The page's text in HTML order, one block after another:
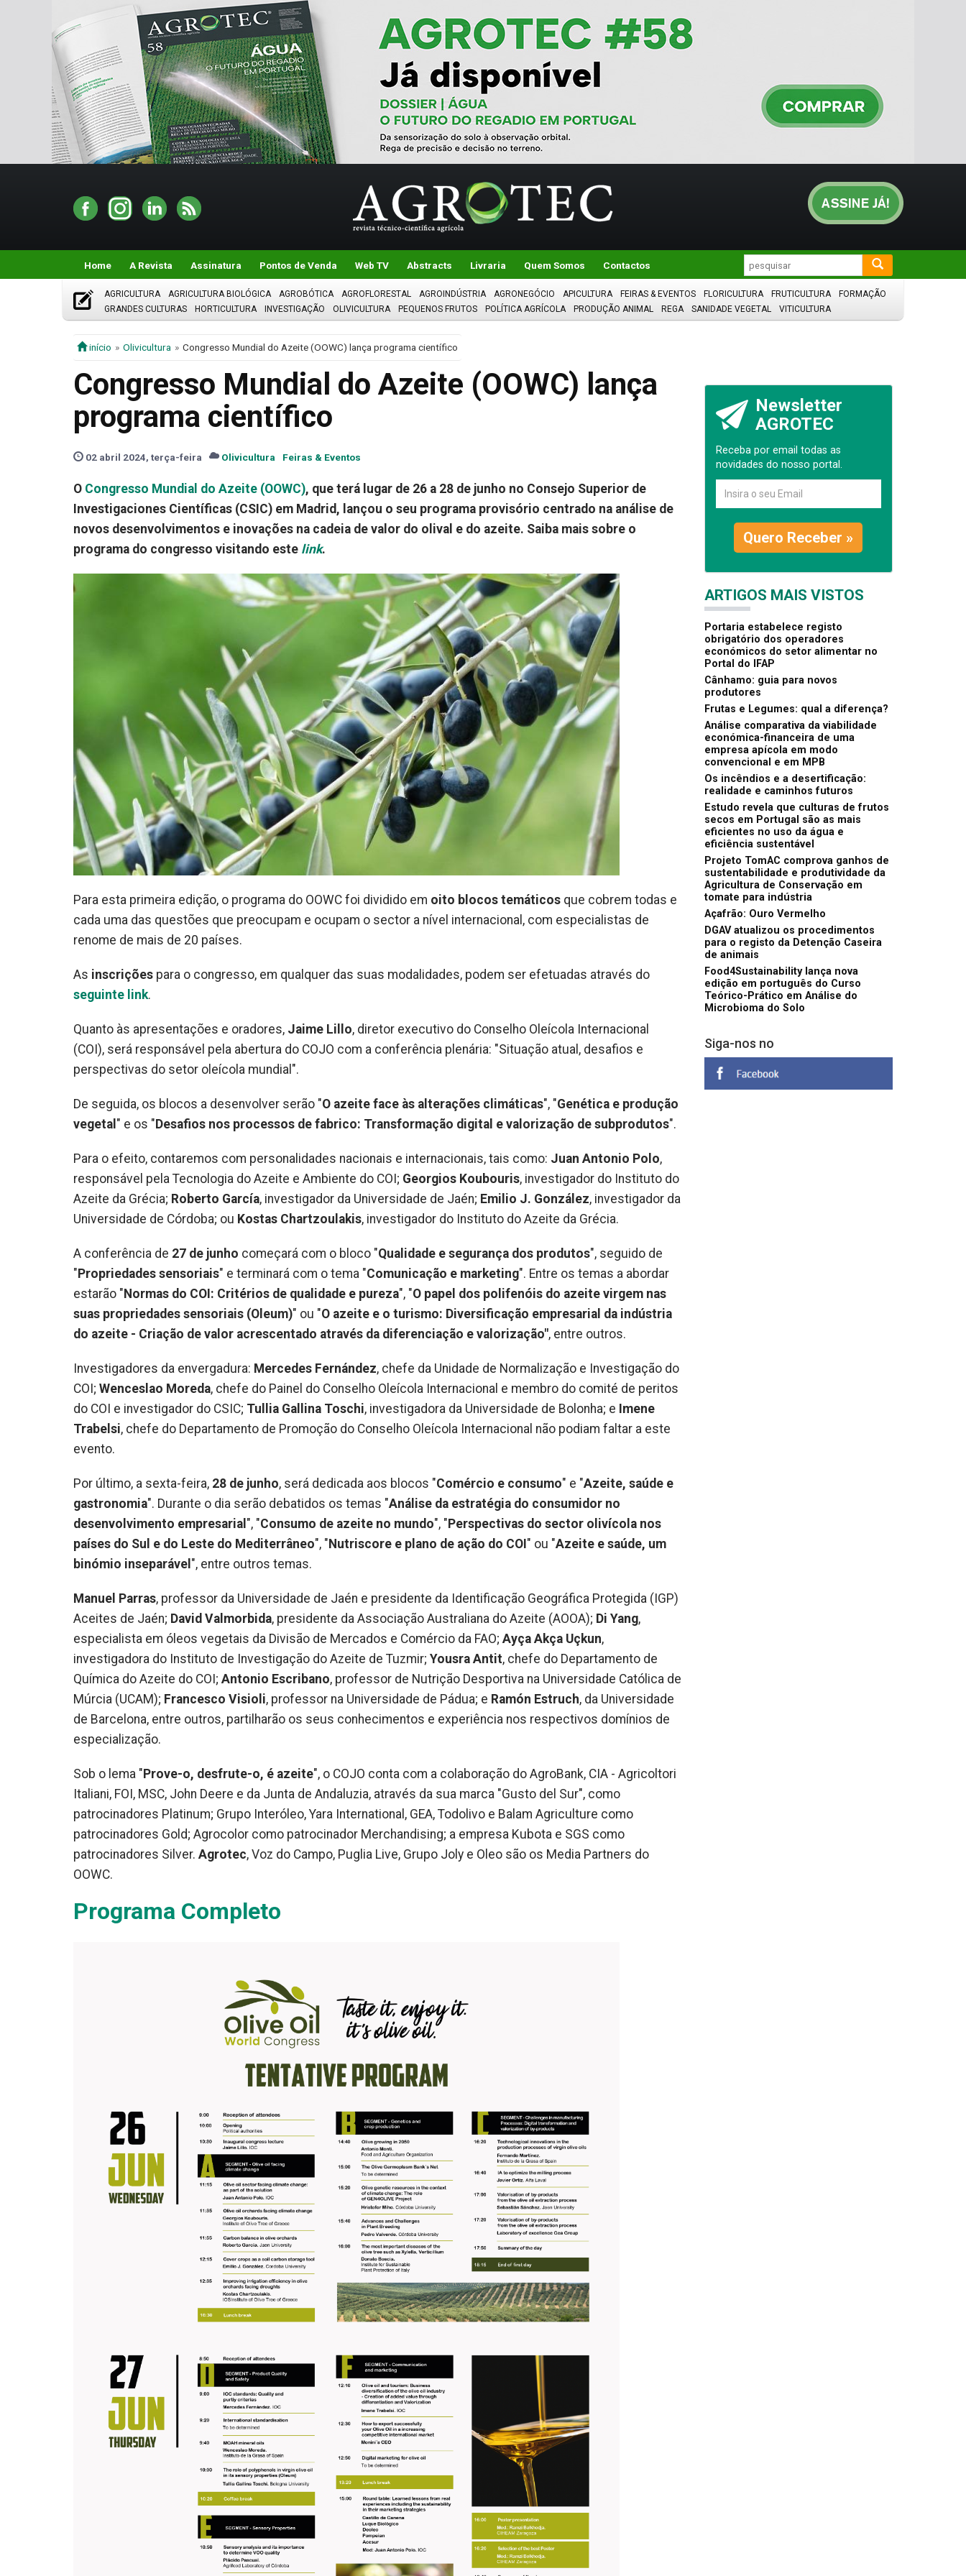
Home A Revista Assinatura Pontos de Venda Web TV Abstracts Livraria Quem Somos Contactos
AGRICULTURA AGRICULTURA BIOLÓGICA AGROBÓTICA AGROFLORESTAL AGROINDÚSTRIA AGRONEGÓCIO APICULTURA FEIRAS & EVENTOS FLORICULTURA FRUTICULTURA
FORMAÇÃO
GRANDES CULTURAS
HORTICULTURA INVESTIGAÇÃO OLIVICULTURA PEQUENOS FRUTOS POLÍTICA AGRÍCOLA PRODUÇÃO ANIMAL REGA SANIDADE VEGETAL VITICULTURA
início Olivicultura Congresso Mundial do Azeite (OOWC) lança programa científico
Congresso Mundial do Azeite (OOWC) lança
programa científico
02 abril 2024, terça-feira Olivicultura Feiras & Eventos
O Congresso Mundial do Azeite (OOWC), que terá lugar de 26 a 28 de junho no Consejo Superior de
Investigaciones Científicas (CSIC) em Madrid, lançou o seu programa provisório centrado na análise de
novos desenvolvimentos e inovações na cadeia de valor do olival e do azeite. Saiba mais sobre o
programa do congresso visitando este link.
Para esta primeira edição, o programa do OOWC foi dividido em oito blocos temáticos que cobrem todas e
cada uma das questões que preocupam e ocupam o sector a nível internacional, com especialistas de
renome de mais de 20 países.
As inscrições para o congresso, em qualquer das suas modalidades, podem ser efetuadas através do
seguinte link.
Quanto às apresentações e oradores, Jaime Lillo, diretor executivo do Conselho Oleícola Internacional
(COI), será responsável pela abertura do COJO com a conferência plenária: "Situação atual, desafios e
perspectivas do setor oleícola mundial".
De seguida, os blocos a desenvolver serão "O azeite face às alterações climáticas", "Genética e produção
vegetal " e os " Desafios nos processos de fabrico: Transformação digital e valorização de subprodutos".
Para o efeito, contaremos com personalidades nacionais e internacionais, tais como: Juan Antonio Pol o,
responsável pela Tecnologia do Azeite e Ambiente do COI; Georgios Koubouris, investigador do Instituto do
Azeite da Grécia; Roberto García, investigador da Universidade de Jaén; Emilio J. González, investigador da
Universidade de Córdoba; ou Kostas Chartzoulakis, investigador do Instituto do Azeite da Grécia.
A conferência de 27 de junho começará com o bloco "Qualidade e segurança dos produtos", seguido de
" Propriedades sensoriais" e terminará com o tema "Comunicação e marketing". Entre os temas a abordar
estarão " Normas do COI: Critérios de qualidade e pureza", "O papel dos polifenóis do azeite virgem nas
suas propriedades sensoriais (Oleum)" ou "O azeite e o turismo: Diversificação empresarial da indústria
do azeite - Criação de valor acrescentado através da diferenciação e valorização", entre outros.
Investigadores da envergadura: Mercedes Fernández, chefe da Unidade de Normalização e Investigação do
COI; Wenceslao Moreda, chefe do Painel do Conselho Oleícola Internacional e membro do comité de peritos
do COI e investigador do CSIC; Tullia Gallina Toschi, investigadora da Universidade de Bolonha; e Imene
Trabelsi, chefe do Departamento de Promoção do Conselho Oleícola Internacional não podiam faltar a este
evento.
Por último, a sexta-feira, 28 de junho, será dedicada aos blocos "Comércio e consumo" e "Azeite, saúde e
gastronomia". Durante o dia serão debatidos os temas "Análise da estratégia do consumidor no
desenvolvimento empresarial ", "Consumo de azeite no mundo", " Perspectivas do sector olivícola nos
países do Sul e do Leste do Mediterrâneo", " Nutriscore e plano de ação do COI " ou "Azeite e saúde, um
binómio inseparável ", entre outros temas.
Manuel Parras, professor da Universidade de Jaén e presidente da Identificação Geográfica Protegida (IGP)
Aceites de Jaén; David Valmorbida, presidente da Associação Australiana do Azeite (AOOA); Di Yang,
especialista em óleos vegetais da Divisão de Mercados e Comércio da FAO; Ayça Akça Uçkun,
investigadora do Instituto de Investigação do Azeite de Tuzmir; Yousra Antit, chefe do Departamento de
Química do Azeite do COI; Antonio Escribano, professor de Nutrição Desportiva na Universidade Católica de
Múrcia (UCAM); Francesco Visioli, professor na Universidade de Pádua; e Ramón Estruch, da Universidade
de Barcelona, entre outros, partilharão os seus conhecimentos e experiência nos respectivos domínios de
especialização.
Sob o lema " Prove-o, desfrute-o, é azeite", o COJO conta com a colaboração do AgroBank, CIA - Agricoltori
Italiani, FOI, MSC, John Deere e da Junta de Andaluzia, através da sua marca "Gusto del Sur", como
patrocinadores Platinum; Grupo Interóleo, Yara International, GEA, Todolivo e Balam Agriculture como
patrocinadores Gold; Agrocolor como patrocinador Merchandising; a empresa Kubota e SGS como
patrocinadores Silver. Agrotec, Voz do Campo, Puglia Live, Grupo Joly e Oleo são os Media Partners do
OOWC.
Programa Completo
Newsletter
AGROTEC
Receba por email todas as
novidades do nosso portal.
Quero Receber »
ARTIGOS MAIS VISTOS
Portaria estabelece registo
obrigatório dos operadores
económicos do setor alimentar no
Portal do IFAP
Cânhamo: guia para novos
produtores
Frutas e Legumes: qual a diferença?
Análise comparativa da viabilidade
económica-financeira de uma
empresa apícola em modo
convencional e em MPB
Os incêndios e a desertificação:
realidade e caminhos futuros
Estudo revela que culturas de frutos
secos em Portugal são as mais
eficientes no uso da água e
eficiência sustentável
Projeto TomAC comprova ganhos de
sustentabilidade e produtividade da
Agricultura de Conservação em
tomate para indústria
Açafrão: Ouro Vermelho
DGAV atualizou os procedimentos
para o registo da Detenção Caseira
de animais
Food4Sustainability lança nova
edição em português do Curso
Teórico-Prático em Análise do
Microbioma do Solo
Siga-nos no